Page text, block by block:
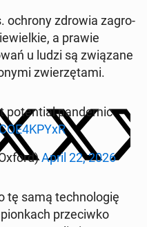
ochrony zdrowia za­gro­
a prawie
u ludzi są zwią­za­ne
zwie­rzę­ta­mi.
po­ten­tial pan­de­mic
April 22, 2026
tę samą tech­no­lo­gię
prze­ciw­ko